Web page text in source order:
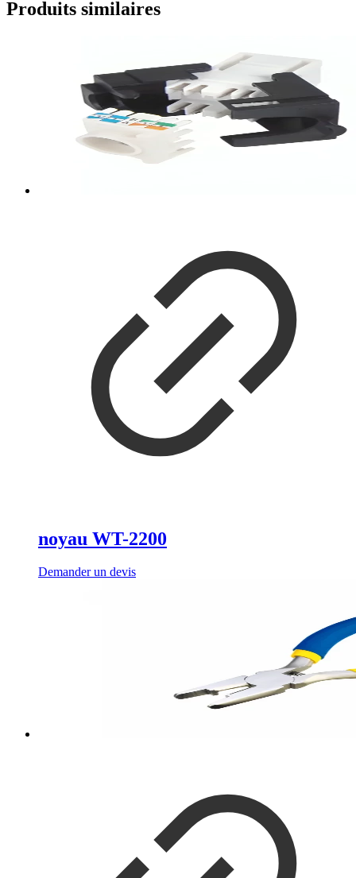
Produits similaires
noyau WT-2200
Demander un devis